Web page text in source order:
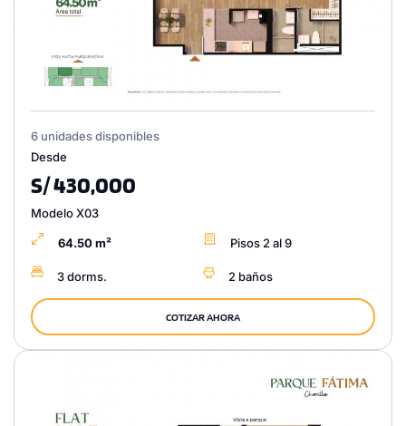
6 unidades disponibles
Desde
S/ 430,000
Modelo X03
64.50 m² Pisos 2 al 9
3 dorms. 2 baños
COTIZAR AHORA